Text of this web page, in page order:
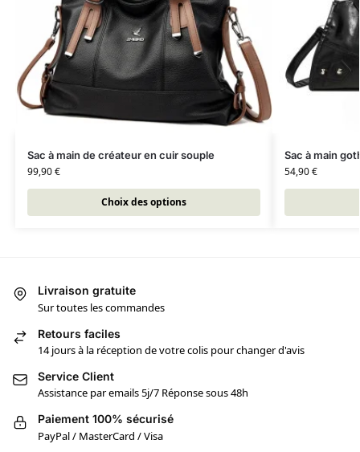
Sac à main de créateur en cuir souple
99,90€
Choix des options
Sac à main
54,90€
Livraison gratuite
Sur toutes les commandes
Retours faciles
14 jours à la réception de votre colis pour changer d'avis
Service Client
Assistance par emails 5j/7 Réponse sous 48h
Paiement 100% sécurisé
PayPal / MasterCard / Visa